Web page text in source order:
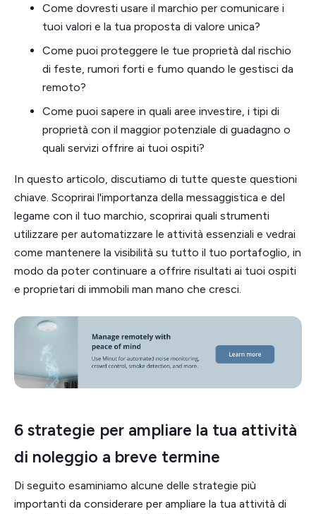
Come dovresti usare il marchio per comunicare i
tuoi valori e la tua proposta di valore unica?
Come puoi proteggere le tue proprietà dal rischio
di feste, rumori forti e fumo quando le gestisci da
remoto?
Come puoi sapere in quali aree investire, i tipi di
proprietà con il maggior potenziale di guadagno o
quali servizi offrire ai tuoi ospiti?
In questo articolo, discutiamo di tutte queste questioni
chiave. Scoprirai l'importanza della messaggistica e del
legame con il tuo marchio, scoprirai quali strumenti
utilizzare per automatizzare le attività essenziali e vedrai
come mantenere la visibilità su tutto il tuo portafoglio, in
modo da poter continuare a offrire risultati ai tuoi ospiti
e proprietari di immobili man mano che cresci.
6 strategie per ampliare la tua attività
di noleggio a breve termine
Di seguito esaminiamo alcune delle strategie più
importanti da considerare per ampliare la tua attività di